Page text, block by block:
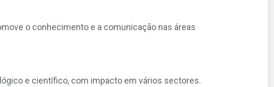
o conhecimento e a comunicação nas áreas
e científico, com impacto em vários sectores.